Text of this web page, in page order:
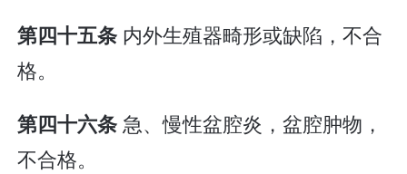
第四十五条 内外生殖器畸形或缺陷，不合
格。
第四十六条急、慢性盆腔炎，盆腔肿物，
不合格。